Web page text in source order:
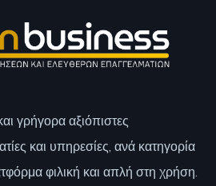
γρήγορα αξιόπιστες
και υπηρεσίες, ανά κατηγορία
φιλική και απλή στη χρήση.